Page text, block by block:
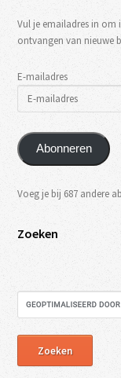
Vul je emailadres in om
ontvangen van nieuwe
E-mailadres
Abonneren
Voeg je bij 687 andere
Zoeken